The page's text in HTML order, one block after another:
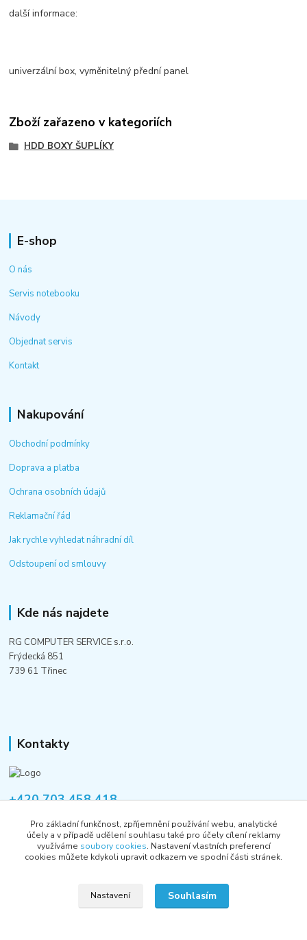
další informace:
univerzální box, vyměnitelný přední panel
Zboží zařazeno v kategoriích
HDD BOXY ŠUPLÍKY
E-shop
O nás
Servis notebooku
Návody
Objednat servis
Kontakt
Nakupování
Obchodní podmínky
Doprava a platba
Ochrana osobních údajů
Reklamační řád
Jak rychle vyhledat náhradní díl
Odstoupení od smlouvy
Kde nás najdete
RG COMPUTER SERVICE s.r.o.
Frýdecká 851
739 61 Třinec
Kontakty
+420 703 458 418
informace@rgshop.cz
Pro základní funkčnost, zpříjemnění používání webu, analytické
účely a v případě udělení souhlasu také pro účely cílení reklamy
využíváme soubory cookies. Nastavení vlastních preferencí
cookies můžete kdykoli upravit odkazem ve spodní části stránek.
Nastavení Souhlasím